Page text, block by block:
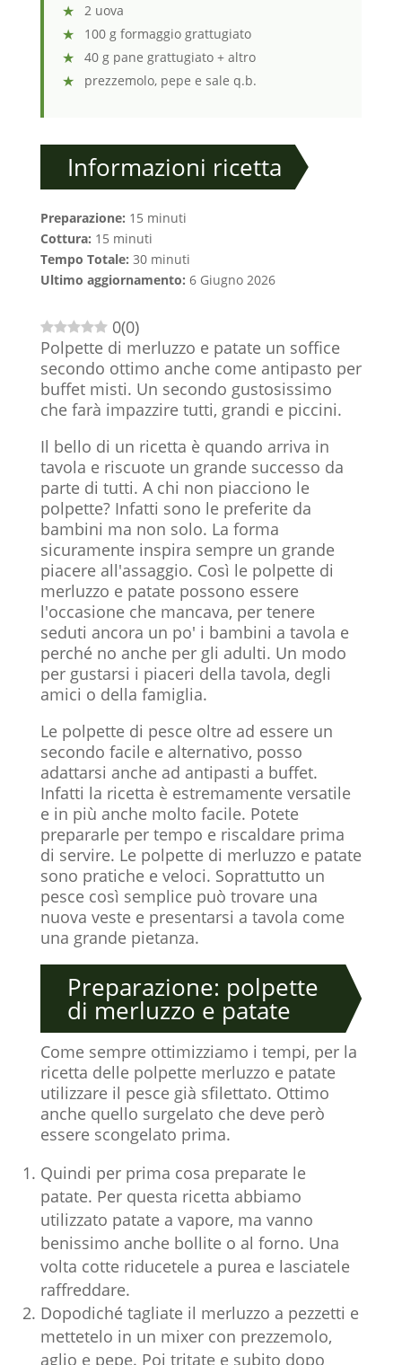
2 uova
100 g formaggio grattugiato
40 g pane grattugiato + altro
prezzemolo, pepe e sale q.b.
Informazioni ricetta
Preparazione: 15 minuti
Cottura: 15 minuti
Tempo Totale: 30 minuti
Ultimo aggiornamento: 6 Giugno 2026
0(0)
Polpette di merluzzo e patate un soffice
secondo ottimo anche come antipasto per
buffet misti. Un secondo gustosissimo
che farà impazzire tutti, grandi e piccini.
Il bello di un ricetta è quando arriva in
tavola e riscuote un grande successo da
parte di tutti. A chi non piacciono le
polpette? Infatti sono le preferite da
bambini ma non solo. La forma
sicuramente inspira sempre un grande
piacere all'assaggio. Così le polpette di
merluzzo e patate possono essere
l'occasione che mancava, per tenere
seduti ancora un po' i bambini a tavola e
perché no anche per gli adulti. Un modo
per gustarsi i piaceri della tavola, degli
amici o della famiglia.
Le polpette di pesce oltre ad essere un
secondo facile e alternativo, posso
adattarsi anche ad antipasti a buffet.
Infatti la ricetta è estremamente versatile
e in più anche molto facile. Potete
prepararle per tempo e riscaldare prima
di servire. Le polpette di merluzzo e patate
sono pratiche e veloci. Soprattutto un
pesce così semplice può trovare una
nuova veste e presentarsi a tavola come
una grande pietanza.
Preparazione: polpette
di merluzzo e patate
Come sempre ottimizziamo i tempi, per la
ricetta delle polpette merluzzo e patate
utilizzare il pesce già sfilettato. Ottimo
anche quello surgelato che deve però
essere scongelato prima.
Quindi per prima cosa preparate le
patate. Per questa ricetta abbiamo
utilizzato patate a vapore, ma vanno
benissimo anche bollite o al forno. Una
volta cotte riducetele a purea e lasciatele
raffreddare.
Dopodiché tagliate il merluzzo a pezzetti e
mettetelo in un mixer con prezzemolo,
aglio e pepe. Poi tritate e subito dopo